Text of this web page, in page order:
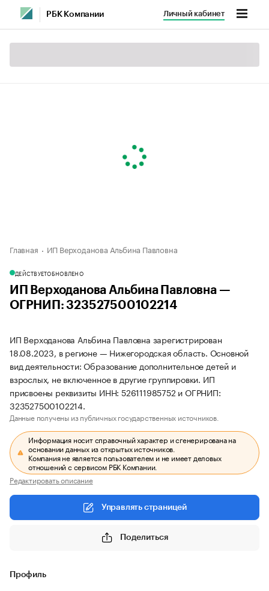
РБК Компании Личный кабинет
Главная ИП Верходанова Альбина Павловна
ДЕЙСТВУЕТОБНОВЛЕНО
ИП Верходанова Альбина Павловна —
ОГРНИП: 323527500102214
ИП Верходанова Альбина Павловна зарегистрирован
18.08.2023, в регионе — Нижегородская область. Основной
вид деятельности: Образование дополнительное детей и
взрослых, не включенное в другие группировки. ИП
присвоены реквизиты ИНН: 526111985752 и ОГРНИП:
323527500102214.
Данные получены из публичных государственных источников.
Информация носит справочный характер и сгенерирована на
основании данных из открытых источников.
Компания не является пользователем и не имеет деловых
отношений с сервисом РБК Компании.
Редактировать описание
Управлять страницей
Поделиться
Профиль